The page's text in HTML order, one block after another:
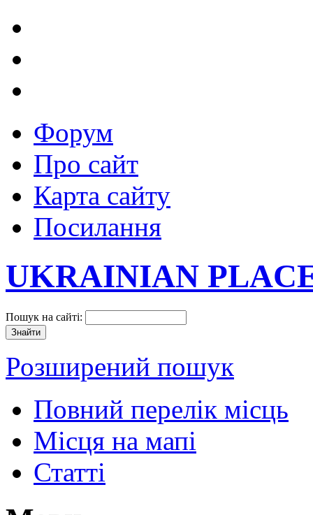
Форум
Про сайт
Карта сайту
Посилання
UKRAINIAN
Пошук на сайті:
Розширений пошук
Повний перелік місць
Місця на мапі
Статті